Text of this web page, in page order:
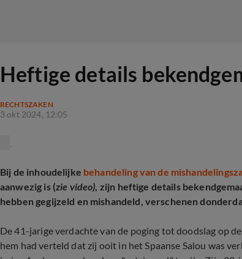
Heftige details
RECHTSZAKEN
3 okt 2024, 12:05
Bij de inhoudelijke behandeling van de
aanwezig is (zie video), zijn heftige details
hebben gegijzeld en mishandeld, verschenen
De 41-jarige verdachte van de poging tot doodslag op
hem had verteld dat zij ooit in het Spaanse Salou was